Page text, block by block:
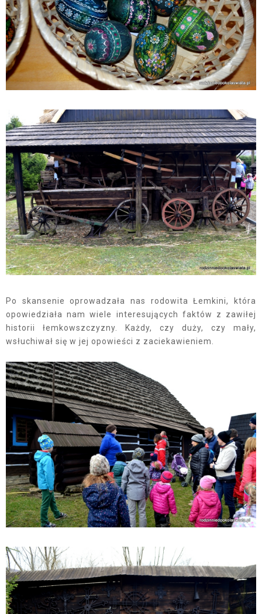
Po skansenie oprowadzała nas rodowita Łemkini, która
opowiedziała nam wiele interesujących faktów z zawiłej
historii łemkowszczyzny. Każdy, czy duży, czy mały,
wsłuchiwał się w jej opowieści z zaciekawieniem.